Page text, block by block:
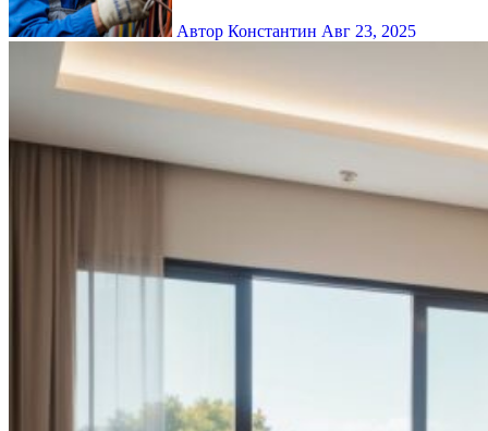
Автор Константин Авг 23, 2025